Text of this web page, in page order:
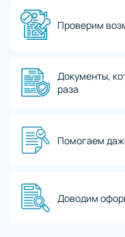
Проверим
Документы,
раза
Помогаем
Доводим